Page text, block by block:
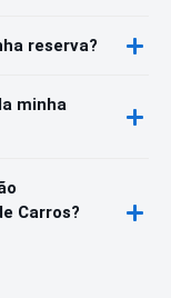
reserva?
minha
Carros?